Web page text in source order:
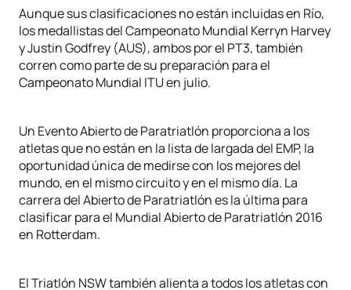
Aunque sus clasificaciones no están incluidas en Río,
los medallistas del Campeonato Mundial Kerryn Harvey
y Justin Godfrey (AUS), ambos por el PT3, también
corren como parte de su preparación para el
Campeonato Mundial ITU en julio.
Un Evento Abierto de Paratriatlón proporciona a los
atletas que no están en la lista de largada del EMP, la
oportunidad única de medirse con los mejores del
mundo, en el mismo circuito y en el mismo día. La
carrera del Abierto de Paratriatlón es la última para
clasificar para el Mundial Abierto de Paratriatlón 2016
en Rotterdam.
El Triatlón NSW también alienta a todos los atletas con